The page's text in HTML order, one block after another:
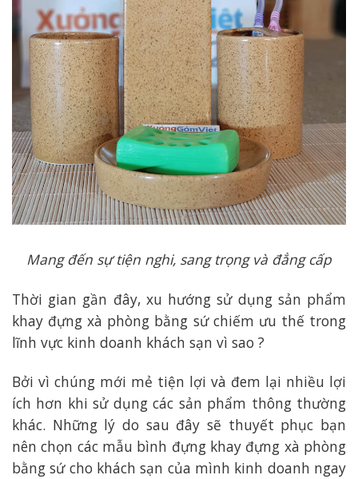
Mang đến sự tiện nghi, sang trọng và đẳng cấp
Thời gian gần đây, xu hướng sử dụng sản phẩm
khay đựng xà phòng bằng sứ chiếm ưu thế trong
lĩnh vực kinh doanh khách sạn vì sao ?
Bởi vì chúng mới mẻ tiện lợi và đem lại nhiều lợi
ích hơn khi sử dụng các sản phẩm thông thường
khác. Những lý do sau đây sẽ thuyết phục bạn
nên chọn các mẫu bình đựng khay đựng xà phòng
bằng sứ cho khách sạn của mình kinh doanh ngay